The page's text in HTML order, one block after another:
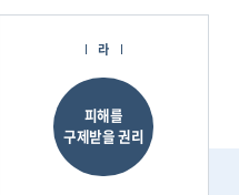
라
피해를
구제받을 권리